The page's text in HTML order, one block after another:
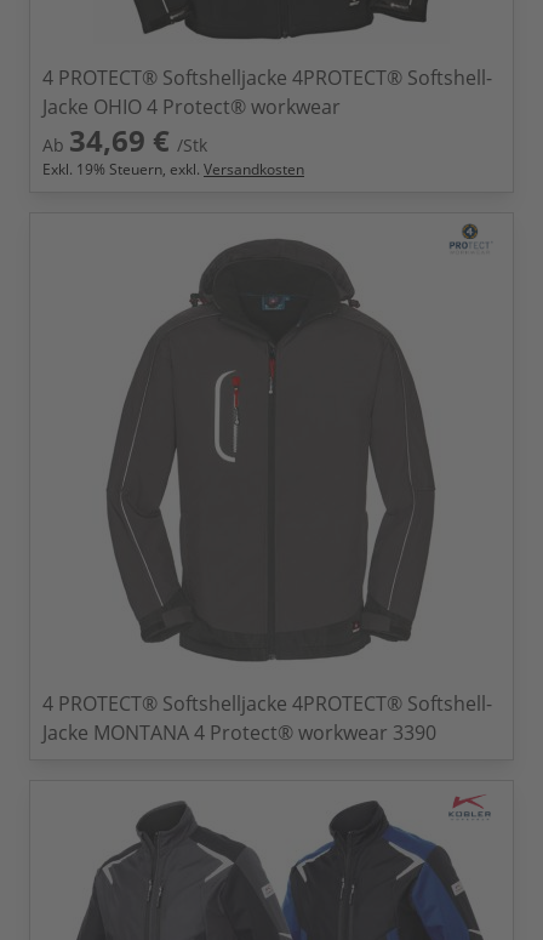
4 PROTECT® Softshelljacke 4PROTECT® Softshell-
Jacke OHIO 4 Protect® workwear
Ab 34,69 € /Stk
Exkl. 19% Steuern, exkl. Versandkosten
4 PROTECT® Softshelljacke 4PROTECT® Softshell-
Jacke MONTANA 4 Protect® workwear 3390